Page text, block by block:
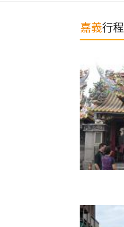
嘉義行程